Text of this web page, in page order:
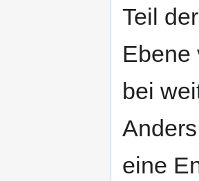
Teil
Ebene
bei
eine